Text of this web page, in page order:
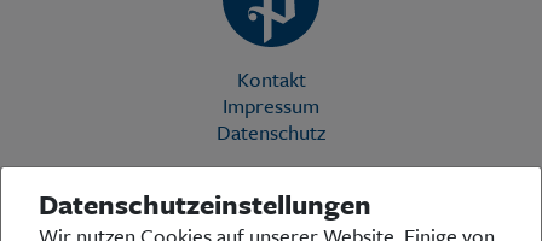
Kontakt
Impressum
Datenschutz
Die Preußische Allgemeine Zeitung (PAZ) ist eine einzigartige Stimme
Datenschutzeinstellungen